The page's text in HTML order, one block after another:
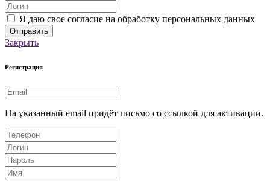
Я даю свое согласие на обработку персональных данных
Закрыть
Регистрация
На указанный email придёт письмо со ссылкой для активации.